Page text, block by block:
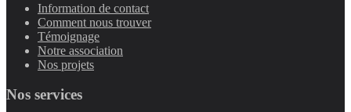
Information de contact
Comment nous trouver
Témoignage
Notre association
Nos projets
Nos services